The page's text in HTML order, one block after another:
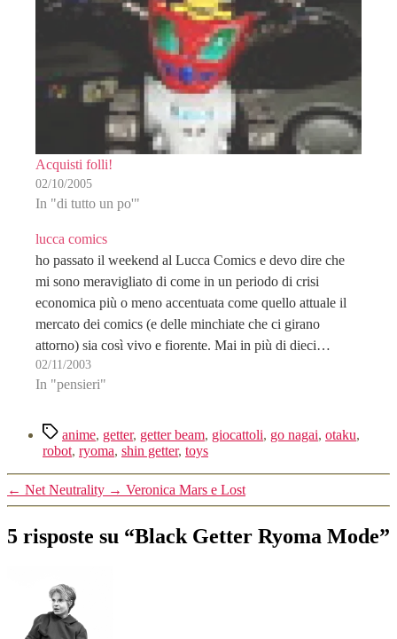
Acquisti folli!
02/10/2005
In "di tutto un po'"
lucca comics
ho passato il weekend al Lucca Comics e devo dire che
mi sono meravigliato di come in un periodo di crisi
economica più o meno accentuata come quello attuale il
mercato dei comics (e delle minchiate che ci girano
attorno) sia così vivo e fiorente. Mai in più di dieci…
02/11/2003
In "pensieri"
Tag anime, getter, getter beam, giocattoli, go nagai, otaku,
robot, ryoma, shin getter, toys
← Net Neutrality → Veronica Mars e Lost
5 risposte su “Black Getter Ryoma Mode”